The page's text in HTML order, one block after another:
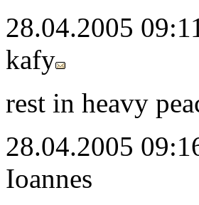
28.04.2005
kafy
rest in heavy
28.04.2005
Ioannes